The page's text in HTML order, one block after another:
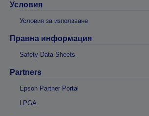
Условия
Условия за използване
Правна информация
Safety Data Sheets
Partners
Epson Partner Portal
LPGA